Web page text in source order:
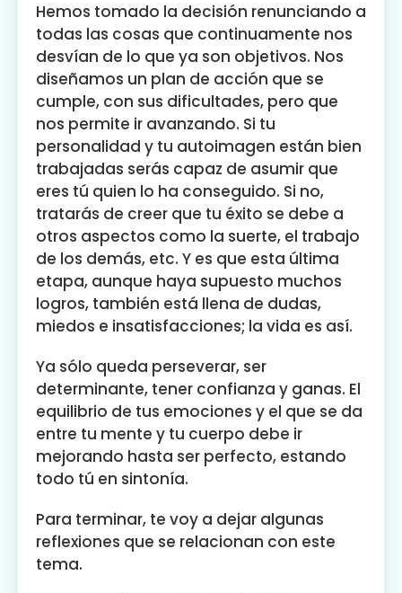
Hemos tomado la decisión renunciando a
todas las cosas que continuamente nos
desvían de lo que ya son objetivos. Nos
diseñamos un plan de acción que se
cumple, con sus dificultades, pero que
nos permite ir avanzando. Si tu
personalidad y tu autoimagen están bien
trabajadas serás capaz de asumir que
eres tú quien lo ha conseguido. Si no,
tratarás de creer que tu éxito se debe a
otros aspectos como la suerte, el trabajo
de los demás, etc. Y es que esta última
etapa, aunque haya supuesto muchos
logros, también está llena de dudas,
miedos e insatisfacciones; la vida es así.
Ya sólo queda perseverar, ser
determinante, tener confianza y ganas. El
equilibrio de tus emociones y el que se da
entre tu mente y tu cuerpo debe ir
mejorando hasta ser perfecto, estando
todo tú en sintonía.
Para terminar, te voy a dejar algunas
reflexiones que se relacionan con este
tema.